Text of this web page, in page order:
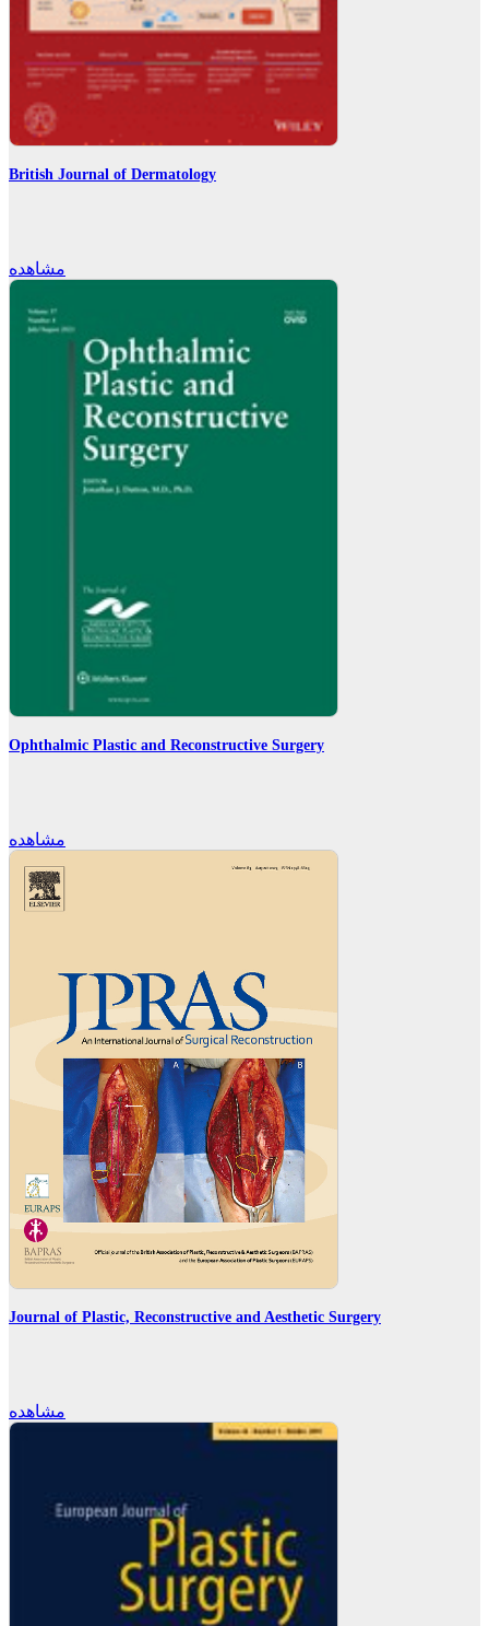
British Journal of Dermatology
مشاهده
Ophthalmic Plastic and Reconstructive Surgery
مشاهده
Journal of Plastic, Reconstructive and Aesthetic Surgery
مشاهده